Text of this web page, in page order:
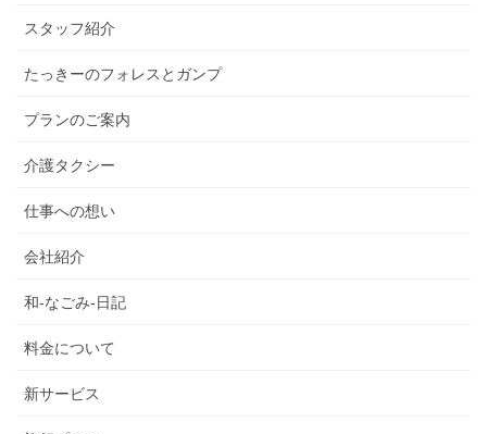
スタッフ紹介
たっきーのフォレスとガンプ
プランのご案内
介護タクシー
仕事への想い
会社紹介
和-なごみ-日記
料金について
新サービス